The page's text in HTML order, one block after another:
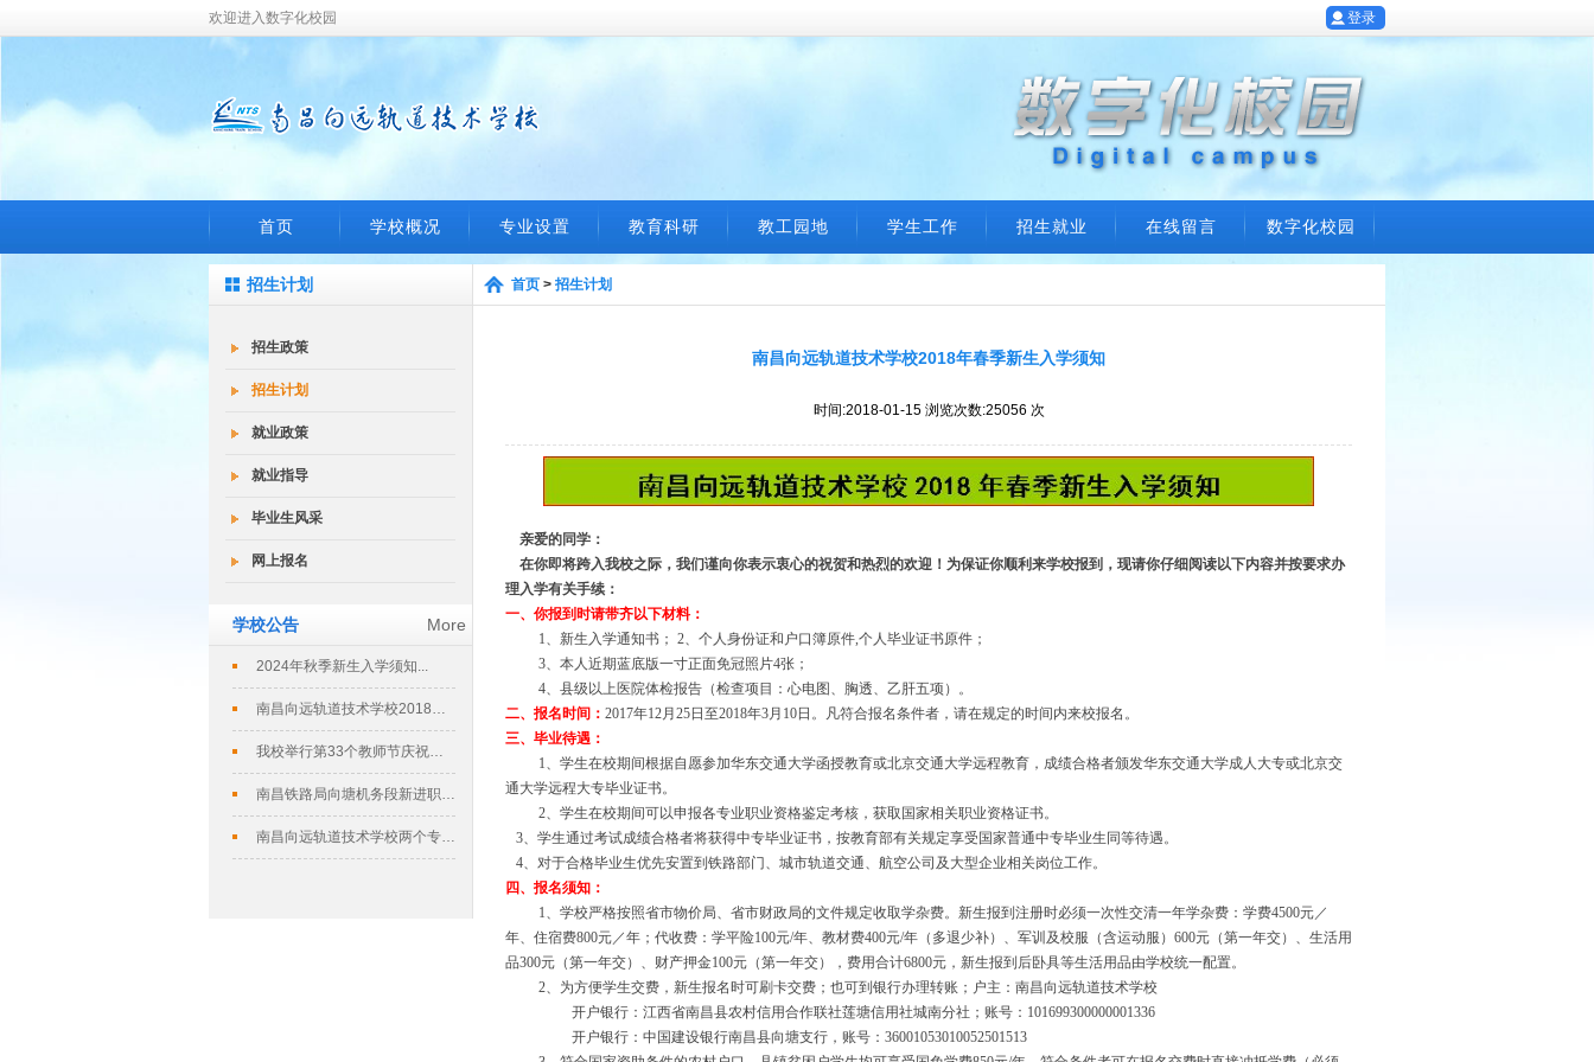
登录
欢迎进入数字化校园
首页 学校概况 专业设置 教育科研 教工园地 学生工作 招生就业 在线留言 数字化校园
招生计划
招生政策
招生计划
就业政策
就业指导
毕业生风采
网上报名
More
学校公告
2024年秋季新生入学须知...
南昌向远轨道技术学校2018春季招生...
我校举行第33个教师节庆祝暨表彰大会...
南昌铁路局向塘机务段新进职工培训班在...
南昌向远轨道技术学校两个专业评定为南...
首页 > 招生计划
南昌向远轨道技术学校2018年春季新生入学须知
时间:2018-01-15 浏览次数:25056 次
亲爱的同学：
在你即将跨入我校之际，我们谨向你表示衷心的祝贺和热烈的欢迎！为保证你顺利来学校报到，现请你仔细阅读以下内容并按要求办
理入学有关手续：
一、你报到时请带齐以下材料：
1、新生入学通知书； 2、个人身份证和户口簿原件,个人毕业证书原件；
3、本人近期蓝底版一寸正面免冠照片4张；
4、县级以上医院体检报告（检查项目：心电图、胸透、乙肝五项）。
二、报名时间： 2017年12月25日至2018年3月10日。凡符合报名条件者，请在规定的时间内来校报名。
三、毕业待遇：
1、学生在校期间根据自愿参加华东交通大学函授教育或北京交通大学远程教育，成绩合格者颁发华东交通大学成人大专或北京交
通大学远程大专毕业证书。
2、学生在校期间可以申报各专业职业资格鉴定考核，获取国家相关职业资格证书。
3、学生通过考试成绩合格者将获得中专毕业证书，按教育部有关规定享受国家普通中专毕业生同等待遇。
4、对于合格毕业生优先安置到铁路部门、城市轨道交通、航空公司及大型企业相关岗位工作。
四、报名须知：
1、学校严格按照省市物价局、省市财政局的文件规定收取学杂费。新生报到注册时必须一次性交清一年学杂费：学费4500元／
年、住宿费800元／年；代收费：学平险100元/年、教材费400元/年（多退少补）、军训及校服（含运动服）600元（第一年交）、生活用
品300元（第一年交）、财产押金100元（第一年交），费用合计6800元，新生报到后卧具等生活用品由学校统一配置。
2、为方便学生交费，新生报名时可刷卡交费；也可到银行办理转账；户主：南昌向远轨道技术学校
开户银行：江西省南昌县农村信用合作联社莲塘信用社城南分社；账号： 101699300000001336
开户银行：中国建设银行南昌县向塘支行，账号： 36001053010052501513